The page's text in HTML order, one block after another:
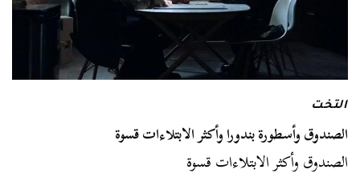
التخت
الصندوق وأسطورة بندورا وأكثر الابتلاءات قسوة
الصندوق وأكثر الابتلاءات قسوة